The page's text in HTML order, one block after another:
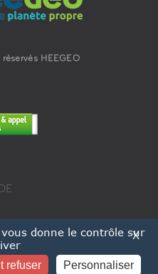
HEEGEO
X
donne le contrôle sur
refuser Personnaliser